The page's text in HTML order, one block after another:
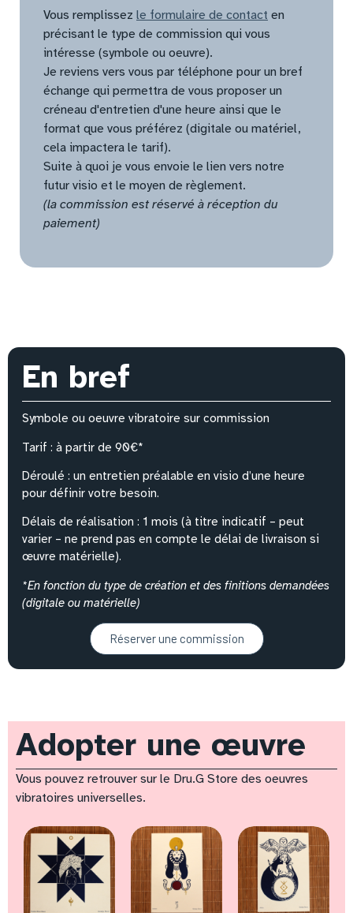
Vous remplissez le formulaire de contact en
précisant le type de commission qui vous
intéresse (symbole ou oeuvre).
Je reviens vers vous par téléphone pour un bref
échange qui permettra de vous proposer un
créneau d'entretien d'une heure ainsi que le
format que vous préférez (digitale ou matériel,
cela impactera le tarif).
Suite à quoi je vous envoie le lien vers notre
futur visio et le moyen de règlement.
(la commission est réservé à réception du
paiement)
En bref
Symbole ou oeuvre vibratoire sur commission
Tarif : à partir de 90€*
Déroulé : un entretien préalable en visio d’une heure
pour définir votre besoin.
Délais de réalisation : 1 mois (à titre indicatif – peut
varier – ne prend pas en compte le délai de livraison si
œuvre matérielle).
*En fonction du type de création et des finitions demandées
(digitale ou matérielle)
Réserver une commission
Adopter une œuvre
Vous pouvez retrouver sur le Dru.G Store des oeuvres
vibratoires universelles.